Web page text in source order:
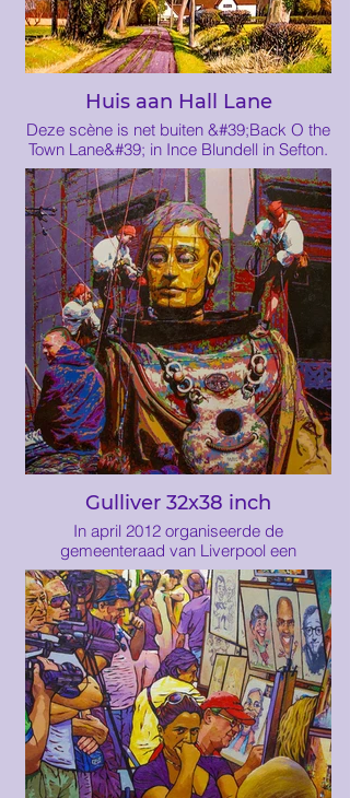
Huis aan Hall Lane
Deze scène is net buiten &#39;Back O the
Town Lane&#39; in Ince Blundell in Sefton.
Het is een rijke boerengemeenschap
verspreid over een groot deel van de
westkust aan de Merseyside
Gulliver 32x38 inch
In april 2012 organiseerde de
gemeenteraad van Liverpool een
spectaculair evenement ter herdenking
van de 100ste verjaardag van het tot
zinken brengen van de Titanic die werd
geregistreerd in Liverpool. In het weekend
van 22 april kwamen honderdduizenden
mensen samen in Liverpool om een vijftien
meter lange reus gekleed in een duikpak
en zijn kleindochter en een enorme zwarte
hond te zien. De gebeurtenissen van dat
weekend inspireerden me om
&#39;Gulliver&#39; te schilderen